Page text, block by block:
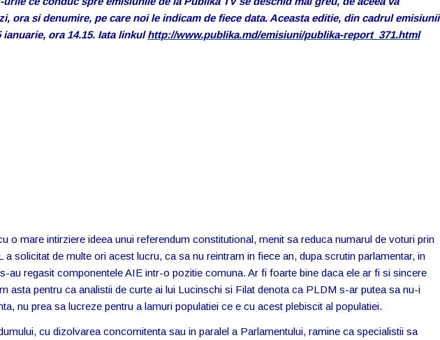
ora si denumire, pe care noi le indicam de fiece data. Aceasta editie, din cadrul emisiunii
ianuarie, ora 14.15. Iata linkulhttp://www.publika.md/emisiuni/publika-report_371.html
o mare intirziere ideea unui referendum constitutional, menit sa reduca numarul de voturi prin
solicitat de multe ori acest lucru, ca sa nu reintram in fiece an, dupa scrutin parlamentar, in
au regasit componentele AIE intr-o pozitie comuna. Ar fi foarte bine daca ele ar fi si sincere
asta pentru ca analistii de curte ai lui Lucinschi si Filat denota ca PLDM s-ar putea sa nu-i
nu prea sa lucreze pentru a lamuri populatiei ce e cu acest plebiscit al populatiei.
cu dizolvarea concomitenta sau in paralel a Parlamentului, ramine ca specialistii sa